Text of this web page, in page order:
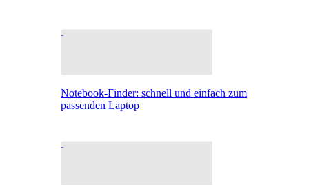
Notebook-Finder: schnell und einfach zum
passenden Laptop